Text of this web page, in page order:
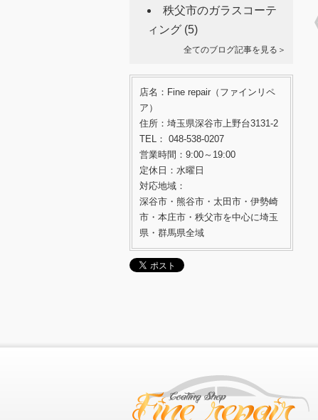
秩父市のガラスコーテ
ィング (5)
全てのブログ記事を見る＞
店名：Fine repair（ファインリペ
ア）
住所：埼玉県深谷市上野台3131-2
TEL： 048-538-0207
営業時間：9:00～19:00
定休日：水曜日
対応地域：
深谷市・熊谷市・太田市・伊勢崎
市・本庄市・秩父市を中心に埼玉
県・群馬県全域